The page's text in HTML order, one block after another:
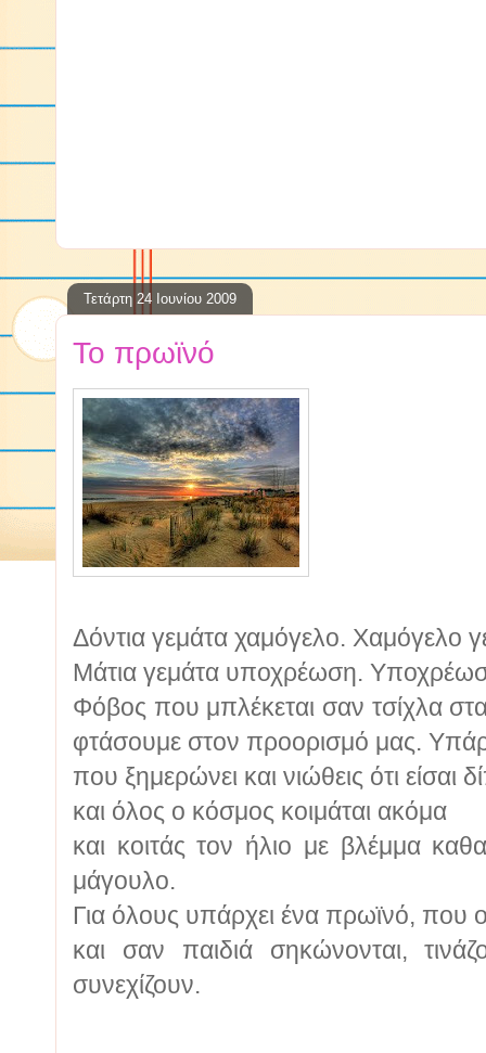
Τετάρτη 24 Ιουνίου 2009
Το πρωϊνό
Δόντια γεμάτα χαμόγελο. Χαμόγελο
Μάτια γεμάτα υποχρέωση.
Φόβος που μπλέκεται σαν τσίχλα
φτάσουμε στον προορισμό μας.
που ξημερώνει και νιώθεις ότι είσαι
και όλος ο κόσμος κοιμάται ακόμα
και κοιτάς τον ήλιο με βλέμμα
μάγουλο.
Για όλους υπάρχει ένα πρωϊνό, που ο
και σαν παιδιά σηκώνονται,
συνεχίζουν.